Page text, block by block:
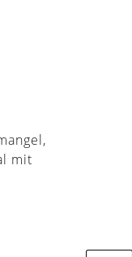
mit